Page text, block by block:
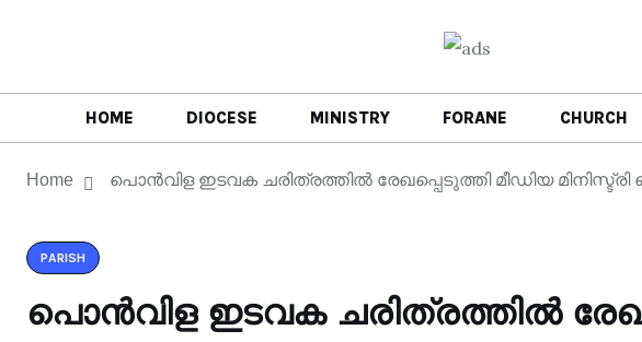
HOME DIOCESE MINISTRY FORANE CHURCH
Home പൊൻവിള ഇടവക ചരിത്രത്തിൽ രേഖപ്പെടുത്തി മീഡിയ മിനിസ്ട്രി
PARISH
പൊൻവിള ഇടവക ചരിത്രത്തിൽ